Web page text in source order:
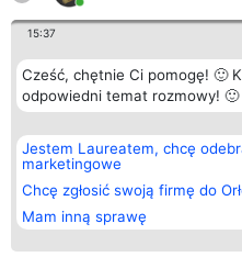
15:37
Cześć, chętnie Ci pomogę! 🙂
odpowiedni temat rozmowy! 🙂
Jestem Laureatem, chcę
marketingowe
Chcę zgłosić swoją firmę do
Mam inną sprawę
Organizator plebiscytu
Bright Side Solutions sp. z o.
o. sp. k.
ul. Ruska 22
Wrocław 50-079
KRS 0000749100 | Regon
381313360 | NIP 8943132676